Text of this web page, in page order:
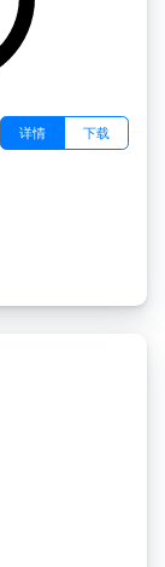
详情 下载